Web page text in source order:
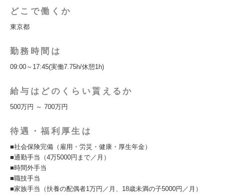
どこで働くか
東京都
勤務時間は
09:00～17:45(実働7.75h/休憩1h)
給与はどのくらい貰えるか
500万円 ～ 700万円
待遇・福利厚生は
■社会保険完備（雇用・労災・健康・厚生年金）
■通勤手当（4万5000円まで／月）
■時間外手当
■職技手当
■家族手当（扶養の配偶者1万円／月、18歳未満の子5000円／月）